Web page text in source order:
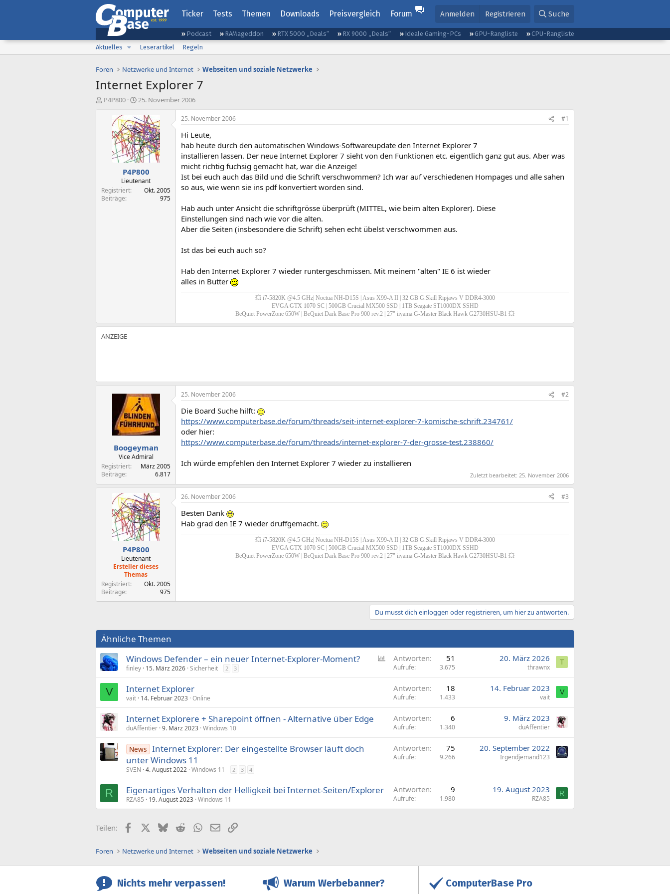
Ticker Tests Themen Downloads Preisvergleich Forum Anmelden Registrieren Suche
Podcast RAMageddon RTX 5000 „Deals“ RX 9000 „Deals“ Ideale Gaming-PCs GPU-Rangliste
CPU-Rangliste
Aktuelles
Leserartikel Regeln
Foren Netzwerke und Internet Webseiten und soziale Netzwerke
Internet Explorer 7
E
P4P800
E
s
t
e
l
l
t
a
m
25. November 2006
P4P800
Lieutenant
Registriert
Okt. 2005
Beiträge
975
25. November 2006 #1
Hi Leute,
hab heute durch den automatischen Windows-Softwareupdate den Internet Explorer 7
installieren lassen. Der neue Internet Explorer 7 sieht von den Funktionen etc. eigentlich ganz gut aus. Aber was
micht richtig fuchsig gemacht hat, war die Anzeige!
Ist bei euch auch das Bild und die Schrift verschwommen? Ich war auf verschiedenen Hompages und alle sahen
so aus, wie wenn sie ins pdf konvertiert worden sind.
Hab auch unter Ansicht die schriftgrösse überprüft (MITTEL, wie beim alten Explorer). Diese
Einstellungen sind nach wie vor die alten.
Aber die Seiten (insbesondere die Schrift) sehen echt übelst verschwommen aus.
Ist das bei euch auch so?
Hab den Internet Explorer 7 wieder runtergeschmissen. Mit meinem "alten" IE 6 ist wieder
alles in Butter
💥 i7-5820K @4.5 GHz| Noctua NH-D15S | Asus X99-A II | 32 GB G.Skill Ripjaws V DDR4-3000
EVGA GTX 1070 SC | 500GB Crucial MX500 SSD | 1TB Seagate ST1000DX SSHD
BeQuiet PowerZone 650W | BeQuiet Dark Base Pro 900 rev.2 | 27" iiyama G-Master Black Hawk G2730HSU-B1 💥
Boogeyman
Vice Admiral
Registriert
März 2005
Beiträge
6.817
25. November 2006 #2
Die Board Suche hilft:
https://www.computerbase.de/forum/threads/seit-internet-explorer-7-komische-schrift.234761/
oder hier:
https://www.computerbase.de/forum/threads/internet-explorer-7-der-grosse-test.238860/
Ich würde empfehlen den Internet Explorer 7 wieder zu installieren
Zuletzt bearbeitet: 25. November 2006
P4P800
Lieutenant
Ersteller dieses
Themas
Registriert
Okt. 2005
Beiträge
975
26. November 2006 #3
Besten Dank
Hab grad den IE 7 wieder druffgemacht.
💥 i7-5820K @4.5 GHz| Noctua NH-D15S | Asus X99-A II | 32 GB G.Skill Ripjaws V DDR4-3000
EVGA GTX 1070 SC | 500GB Crucial MX500 SSD | 1TB Seagate ST1000DX SSHD
BeQuiet PowerZone 650W | BeQuiet Dark Base Pro 900 rev.2 | 27" iiyama G-Master Black Hawk G2730HSU-B1 💥
Du musst dich einloggen oder registrieren, um hier zu antworten.
Ähnliche Themen
f
g
Windows Defender – ein neuer Internet-Explorer-Moment?
finley 15. März 2026 Sicherheit 2 3
Antworten 51
Aufrufe 3.675
20. März 2026
thrawnx
T
V Internet Explorer
vait 14. Februar 2023 Online
Antworten 18
Aufrufe 1.433
14. Februar 2023
vait
V
Internet Explorere + Sharepoint öffnen - Alternative über Edge
duAffentier 9. März 2023 Windows 10
Antworten 6
Aufrufe 1.340
9. März 2023
duAffentier
News Internet Explorer: Der eingestellte Browser läuft doch
unter Windows 11
SVΞN 4. August 2022 Windows 11 2 3 4
Antworten 75
Aufrufe 9.266
20. September 2022
Irgendjemand123
R Eigenartiges Verhalten der Helligkeit bei Internet-Seiten/Explorer
RZA85 19. August 2023 Windows 11
Antworten 9
Aufrufe 1.980
19. August 2023
RZA85
R
Teilen: FacebookX (Twitter)
BlueskyRedditWhatsApp
E-MailLink
Foren Netzwerke und Internet Webseiten und soziale Netzwerke
Nichts mehr verpassen! Warum Werbebanner? ComputerBase Pro